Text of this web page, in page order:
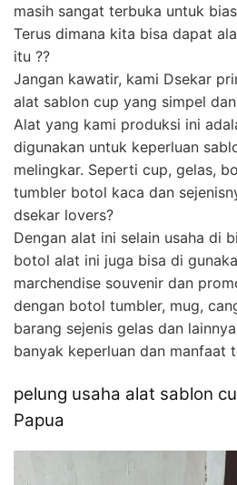
masih sangat terbuka untuk
Terus dimana kita bisa dapat
itu ??
Jangan kawatir, kami Dsekar
alat sablon cup yang simpel
Alat yang kami produksi ini
digunakan untuk keperluan
melingkar. Seperti cup, gelas,
tumbler botol kaca dan
dsekar lovers?
Dengan alat ini selain usaha di
botol alat ini juga bisa di
marchendise souvenir dan
dengan botol tumbler, mug,
barang sejenis gelas dan
banyak keperluan dan manfaat
pelung usaha alat sablon
Papua